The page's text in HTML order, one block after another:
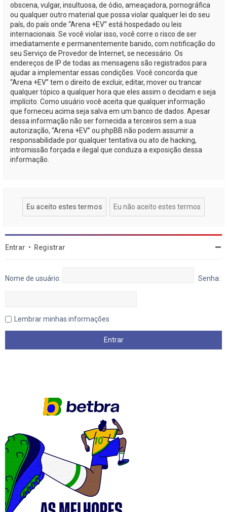
obscena, vulgar, insultuosa, de ódio, ameaçadora, pornográfica
ou qualquer outro material que possa violar qualquer lei do seu
país, do país onde “Arena +EV” está hospedado ou leis
internacionais. Se você violar isso, você corre o risco de ser
imediatamente e permanentemente banido, com notificação do
seu Serviço de Provedor de Internet, se necessário. Os
endereços de IP de todas as mensagens são registrados para
ajudar a implementar essas condições. Você concorda que
“Arena +EV” tem o direito de excluir, editar, mover ou trancar
qualquer tópico a qualquer hora que eles assim o decidam e seja
implícito. Como usuário você aceita que qualquer informação
que forneceu acima seja salva em um banco de dados. Apesar
dessa informação não ser fornecida a terceiros sem a sua
autorização, “Arena +EV” ou phpBB não podem assumir a
responsabilidade por qualquer tentativa ou ato de hacking,
intromissão forçada e ilegal que conduza a exposição dessa
informação.
Entrar • Registrar
Nome de usuário: Senha:
Lembrar minhas informações